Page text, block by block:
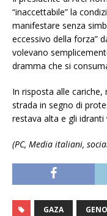
“inaccettabile” la
manifestare senza
eccessivo della forza”
volevano
dramma che si
In risposta alle
strada in segno di
restava alta e gli
(PC, Media italiani,
GAZA